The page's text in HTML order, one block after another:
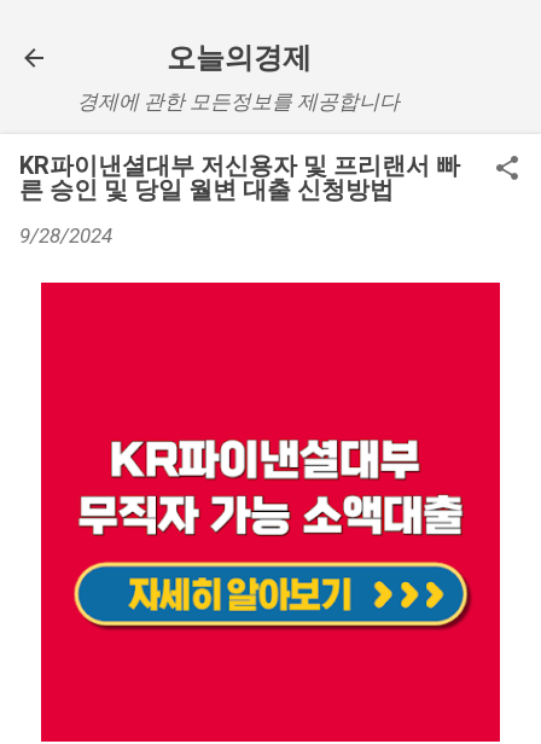
오늘의경제
경제에 관한 모든정보를 제공합니다
KR파이낸셜대부 저신용자 및 프리랜서 빠
른 승인 및 당일 월변 대출 신청방법
9/28/2024